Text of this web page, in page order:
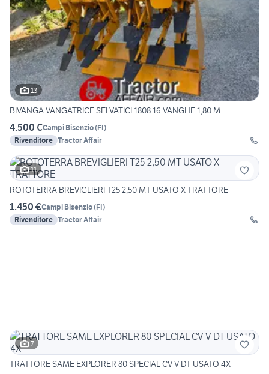
13
BIVANGA VANGATRICE SELVATICI 1808 16 VANGHE 1,80 M
4.500 €Campi Bisenzio(FI)
Rivenditore Tractor Affair
11
ROTOTERRA BREVIGLIERI T25 2,50 MT USATO X TRATTORE
1.450 €Campi Bisenzio(FI)
Rivenditore Tractor Affair
7
TRATTORE SAME EXPLORER 80 SPECIAL CV V DT USATO 4X